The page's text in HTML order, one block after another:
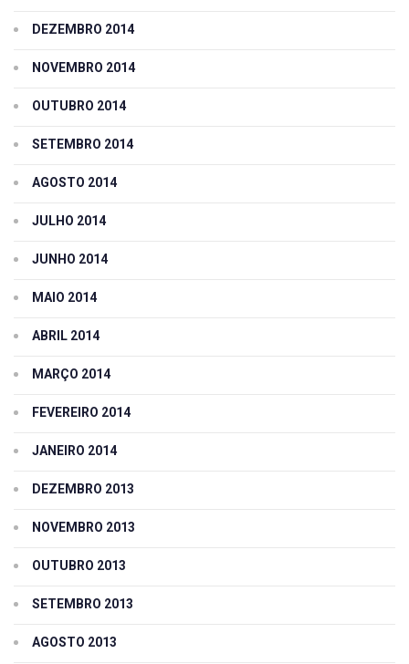
DEZEMBRO 2014
NOVEMBRO 2014
OUTUBRO 2014
SETEMBRO 2014
AGOSTO 2014
JULHO 2014
JUNHO 2014
MAIO 2014
ABRIL 2014
MARÇO 2014
FEVEREIRO 2014
JANEIRO 2014
DEZEMBRO 2013
NOVEMBRO 2013
OUTUBRO 2013
SETEMBRO 2013
AGOSTO 2013